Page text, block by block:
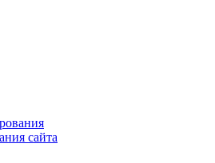
сайта